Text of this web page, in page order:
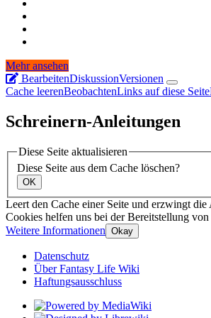
Mehr ansehen
BearbeitenDiskussionVersionen
Cache leerenBeobachtenLinks auf diese Seite
Schreinern-Anleitungen
Diese Seite aktualisieren
Diese Seite aus dem Cache löschen?
OK
Leert den Cache einer Seite und erzwingt
Cookies helfen uns bei der Bereitstellung
Weitere Informationen Okay
Datenschutz
Über Fantasy Life Wiki
Haftungsausschluss